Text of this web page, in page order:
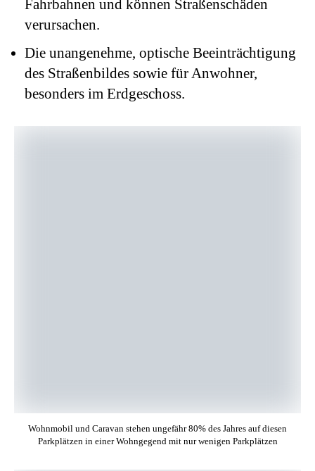
Fahrbahnen und können Straßenschäden
verursachen.
Die unangenehme, optische Beeinträchtigung
des Straßenbildes sowie für Anwohner,
besonders im Erdgeschoss.
Wohnmobil und Caravan stehen ungefähr 80% des Jahres auf diesen
Parkplätzen in einer Wohngegend mit nur wenigen Parkplätzen